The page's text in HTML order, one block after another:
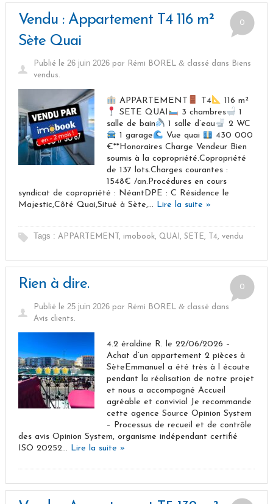
0
Vendu : Appartement T4 116 m²
Sète Quai
Publié le 26 juin 2026par Rémi BOREL &classé dans
Biens
vendus.
APPARTEMENT T4
116 m²
SETE QUAI
3 chambres
1
salle de bain
1 salle d’eau
2 WC
1 garage
Vue quai
430 000
€**Honoraires Charge Vendeur Bien
soumis à la copropriété.Copropriété
de 137 lots.Charges courantes :
1548€ /an.Procédures en cours
syndicat de copropriété : NéantDPE : C Résidence le
Majestic,Côté Quai,Situé à Sète,… Lire la suite »
Tags : APPARTEMENT imobook QUAI SETE T4, vendu
0
Rien à dire.
Publié le 25 juin 2026par Rémi BOREL &classé dans
Avis clients.
4.2 éraldine R. le 22/06/2026 –
Achat d’un appartement 2 pièces à
SèteEmmanuel a été très à l écoute
pendant la réalisation de notre projet
et nous a accompagné Accueil
agréable et convivial Je recommande
cette agence Source Opinion System
– Processus de recueil et de contrôle
des avis Opinion System, organisme indépendant certifié
ISO 20252… Lire la suite »